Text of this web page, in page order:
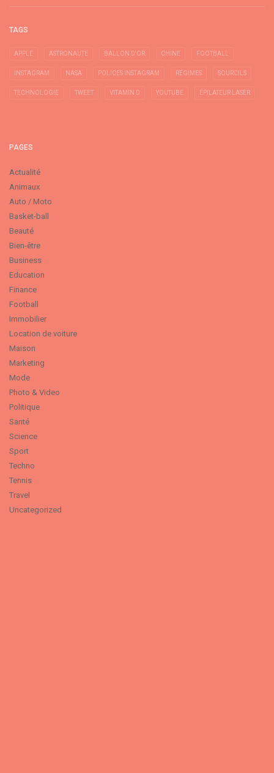
TAGS
APPLE ASTRONAUTE BALLON D'OR CHINE FOOTBALL
INSTAGRAM NASA POLICES INSTAGRAM RÉGIMES SOURCILS
TECHNOLOGIE TWEET VITAMIN D YOUTUBE ÉPILATEUR LASER
PAGES
Actualité
Animaux
Auto / Moto
Basket-ball
Beauté
Bien-être
Business
Education
Finance
Football
Immobilier
Location de voiture
Maison
Marketing
Mode
Photo & Video
Politique
Santé
Science
Sport
Techno
Tennis
Travel
Uncategorized